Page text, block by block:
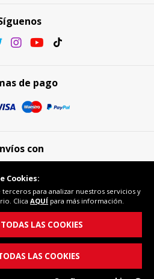
de pago
con
segura
Cookies:
para analizar nuestros servicios y
Clica AQUÍ para más información.
LAS COOKIES
LAS COOKIES